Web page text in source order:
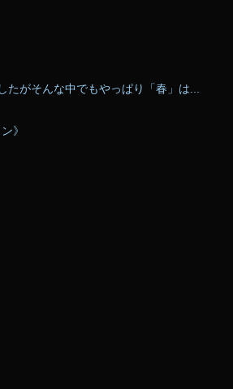
がそんな中でもやっぱり「春」は...
》